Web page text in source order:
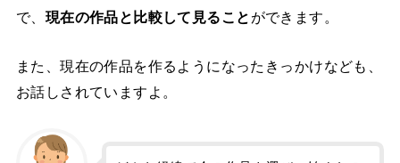
で、 現在の作品と比較して見ること ができます。
また、現在の作品を作るようになったきっかけなども、
お話しされていますよ。